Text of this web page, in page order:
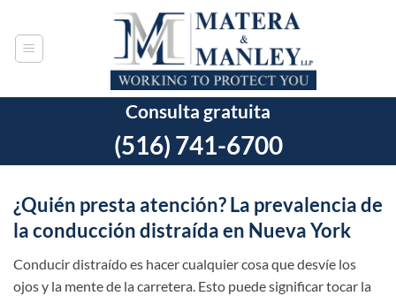
contenido
Consulta gratuita
(516) 741-6700
¿Quién presta atención? La prevalencia de
la conducción distraída en Nueva York
Conducir distraído es hacer cualquier cosa que desvíe los
ojos y la mente de la carretera. Esto puede significar tocar la